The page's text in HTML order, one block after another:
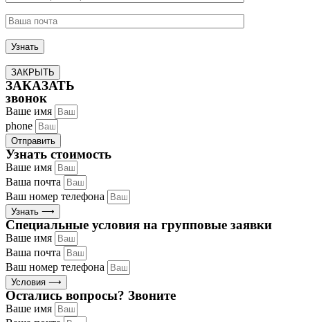
ЗАКРЫТЬ
ЗАКАЗАТЬ
звонок
Ваше имя
phone
Отправить
Узнать стоимость
Ваше имя
Ваша почта
Ваш номер телефона
Узнать ⟶
Специальные условия на групповые заявки
Ваше имя
Ваша почта
Ваш номер телефона
Условия ⟶
Остались вопросы? Звоните
Ваше имя